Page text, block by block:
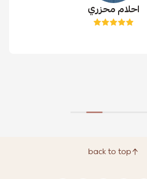
احلام محزري
back to top